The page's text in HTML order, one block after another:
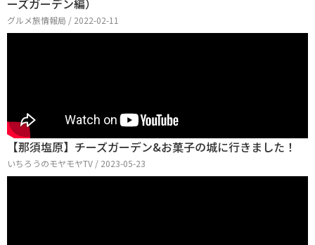
グルメ旅情報局 / 2022-02-11
【那須塩原】チーズガーデン&お菓子の城に行きました！
いちろうのモヤモヤTV / 2023-05-23